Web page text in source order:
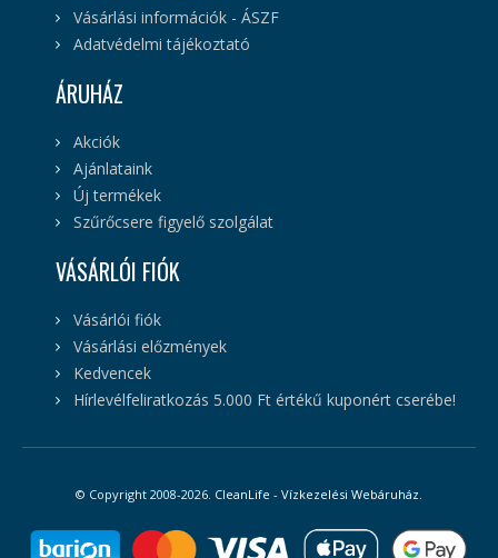
Vásárlási információk - ÁSZF
Adatvédelmi tájékoztató
ÁRUHÁZ
Akciók
Ajánlataink
Új termékek
Szűrőcsere figyelő szolgálat
VÁSÁRLÓI FIÓK
Vásárlói fiók
Vásárlási előzmények
Kedvencek
Hírlevélfeliratkozás 5.000 Ft értékű kuponért cserébe!
© Copyright 2008-2026. CleanLife - Vízkezelési Webáruház.